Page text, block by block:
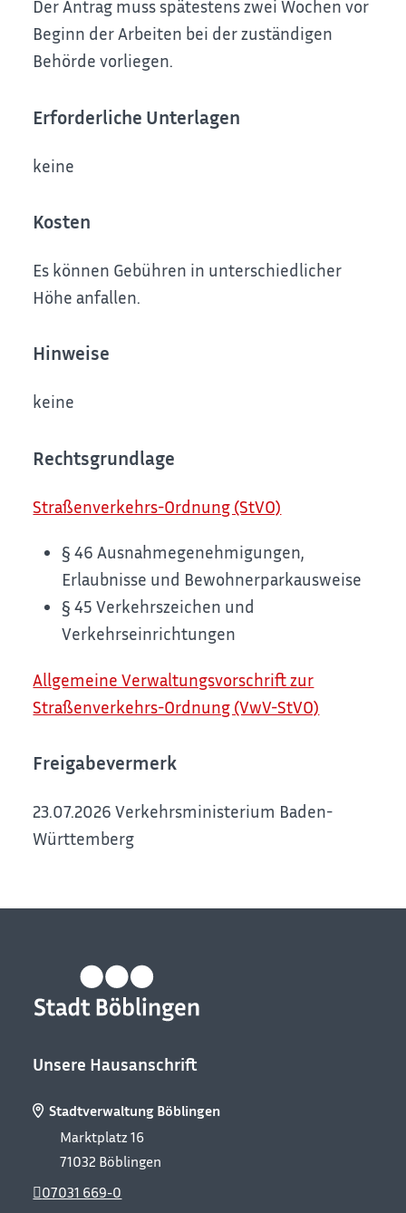
Der Antrag muss spätestens zwei Wochen vor
Beginn der Arbeiten bei der zuständigen
Behörde vorliegen.
Erforderliche Unterlagen
keine
Kosten
Es können Gebühren in unterschiedlicher
Höhe anfallen.
Hinweise
keine
Rechtsgrundlage
Straßenverkehrs-Ordnung (StVO)
§ 46 Ausnahmegenehmigungen,
Erlaubnisse und Bewohnerparkausweise
§ 45 Verkehrszeichen und
Verkehrseinrichtungen
Allgemeine Verwaltungsvorschrift zur
Straßenverkehrs-Ordnung (VwV-StVO)
Freigabevermerk
23.07.2026 Verkehrsministerium Baden-
Württemberg
Unsere Hausanschrift
Stadtverwaltung Böblingen
Marktplatz 16
71032 Böblingen
07031 669-0